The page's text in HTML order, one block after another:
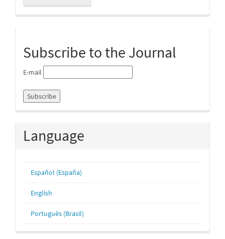
Submission
Subscribe to the Journal
E-mail
Language
Español (España)
English
Português (Brasil)